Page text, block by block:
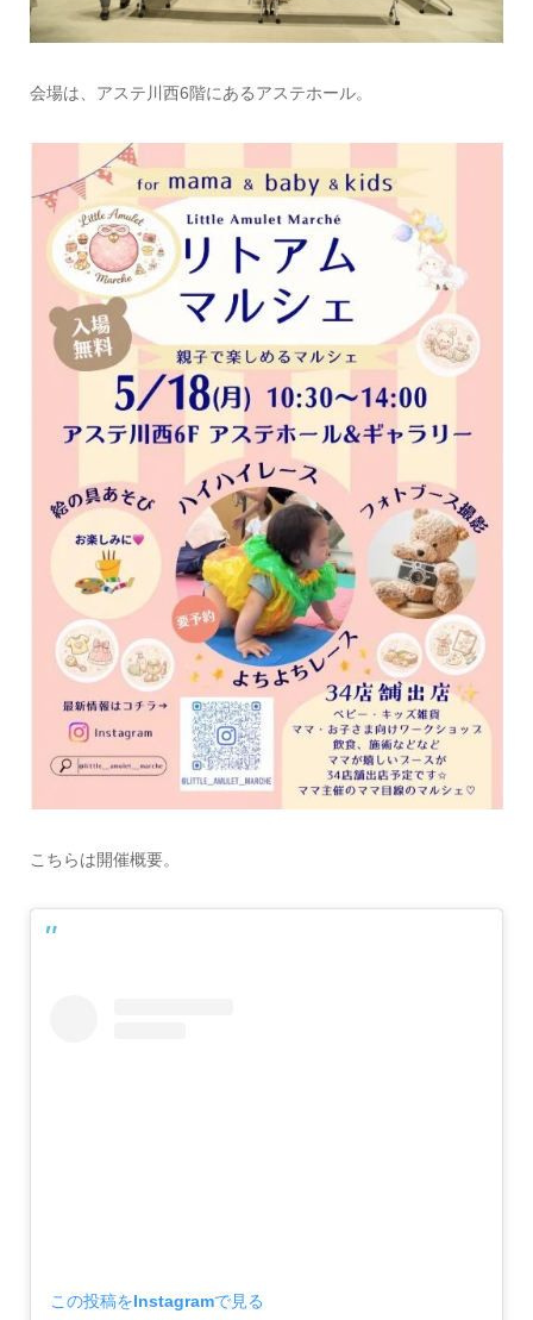
会場は、アステ川西6階にあるアステホール。
こちらは開催概要。
この投稿をInstagramで見る